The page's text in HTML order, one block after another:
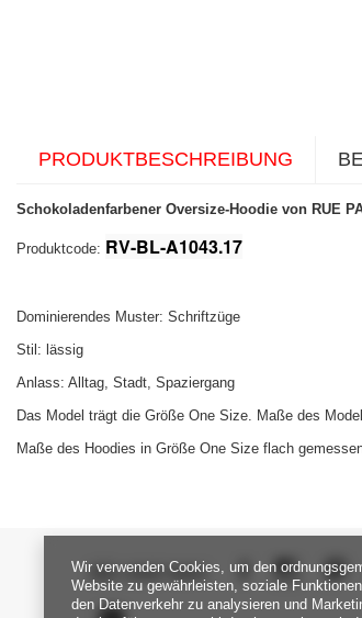
PRODUKTBESCHREIBUNG
Schokoladenfarbener Oversize-Hoodie von RUE
Produktcode: RV-BL-A1043.17
Dominierendes Muster: Schriftzüge
Stil: lässig
Anlass: Alltag, Stadt, Spaziergang
Das Model trägt die Größe One Size. Maße des
Maße des Hoodies in Größe One Size flach
SEI UNS NAH
Wir verwenden Cookies, um den
Website zu gewährleisten, soziale
den Datenverkehr zu analysieren und